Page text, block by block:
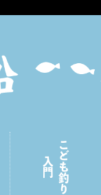
こども釣り
入門